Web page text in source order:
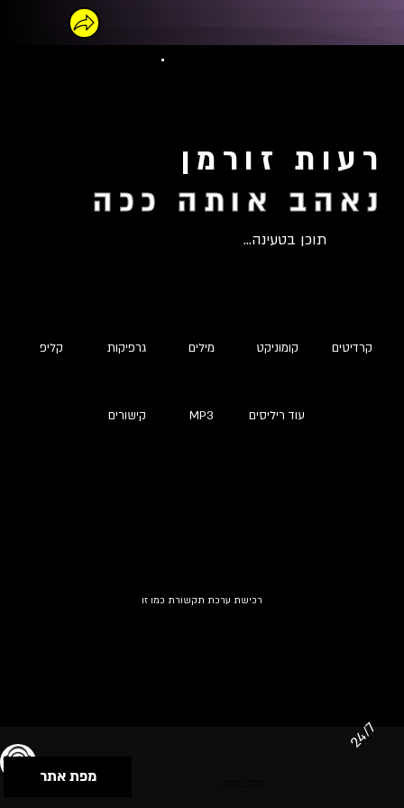
רעות זורמן
נאהב אותה ככה
תוכן בטעינה...
קליפ גרפיקות מילים קומוניקט קרדיטים
קישורים MP3 עוד ריליסים
רכישת ערכת תקשורת כמו זו
מפת אתר
24/7